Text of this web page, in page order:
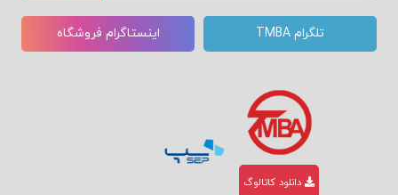
تلگرام TMBA اینستاگرام فروشگاه
دانلود کاتالوگ